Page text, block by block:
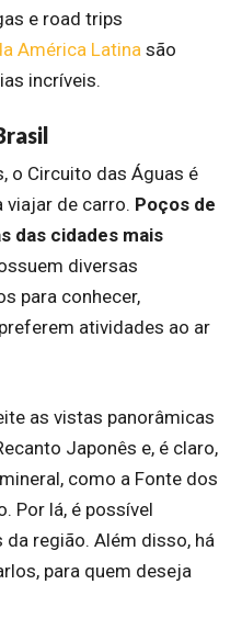
e road trips
América Latina são
incríveis.
o Circuito das Águas é
viajar de carro. Poços de
das cidades mais
diversas
para conhecer,
atividades ao ar
as vistas panorâmicas
Japonês e, é claro,
como a Fonte dos
Por lá, é possível
região. Além disso, há
para quem deseja